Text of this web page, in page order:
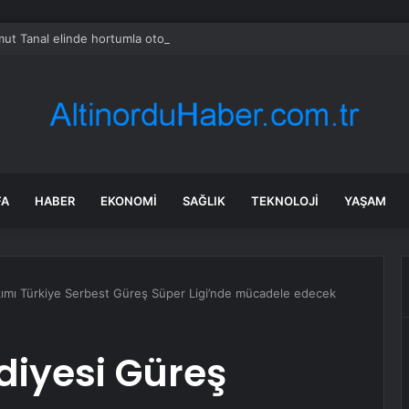
Tanal elinde hortumla otobüsün üzerine çıktı: Açın suyu
HABER EKONOMI SAĞLIK TEKNOLOJI YAŞAM
Türkiye Serbest Güreş Süper Ligi’nde mücadele edecek
Güreş